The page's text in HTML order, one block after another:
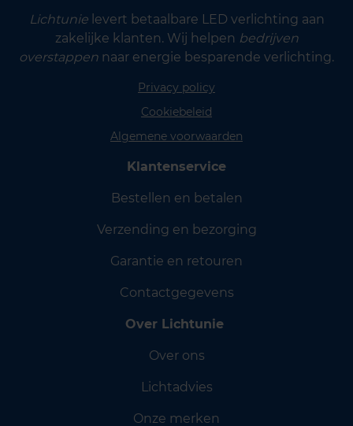
Lichtunielevert betaalbare LED verlichting aan
zakelijke klanten. Wij helpen bedrijven
overstappen naar energie besparende verlichting.
Privacy policy
Cookiebeleid
Algemene voorwaarden
Klantenservice
Bestellen en betalen
Verzending en bezorging
Garantie en retouren
Contactgegevens
Over Lichtunie
Over ons
Lichtadvies
Onze merken